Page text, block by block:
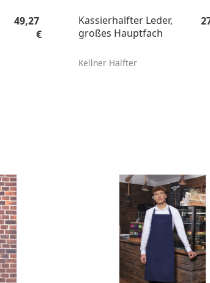
Regulärer Preis:
49,27
€
Kassierhalfter Leder,
großes Hauptfach
Kellner Halfter